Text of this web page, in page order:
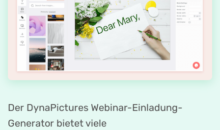
Der DynaPictures Webinar-Einladung-
Generator bietet viele